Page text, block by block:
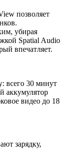
позволяет
убирая
Spatial Audio
впечатляет.
всего 30 минут
аккумулятор
видео до 18
зарядку,